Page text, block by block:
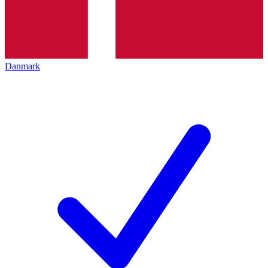
Danmark